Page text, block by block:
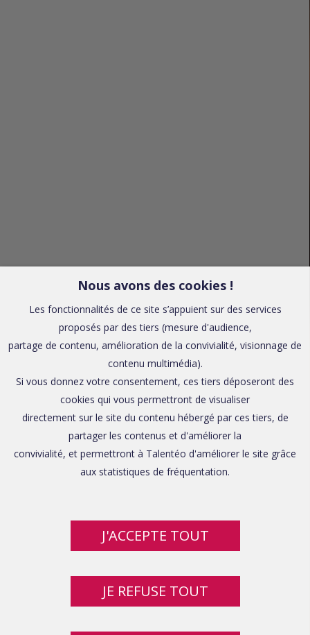
Nous avons des cookies !
Les fonctionnalités de ce site s’appuient sur des services
proposés par des tiers (mesure d'audience,
partage de contenu, amélioration de la convivialité, visionnage de
contenu multimédia).
Si vous donnez votre consentement, ces tiers déposeront des
cookies qui vous permettront de visualiser
directement sur le site du contenu hébergé par ces tiers, de
partager les contenus et d'améliorer la
convivialité, et permettront à Talentéo d'améliorer le site grâce
aux statistiques de fréquentation.
J'ACCEPTE TOUT
JE REFUSE TOUT